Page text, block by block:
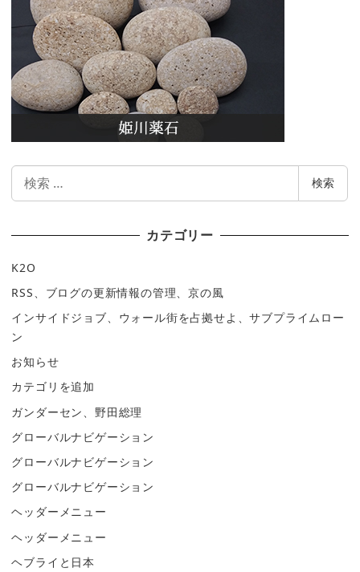
検索
カテゴリー
K2O
RSS、ブログの更新情報の管理、京の風
インサイドジョブ、ウォール街を占拠せよ、サブプライムロー
ン
お知らせ
カテゴリを追加
ガンダーセン、野田総理
グローバルナビゲーション
グローバルナビゲーション
グローバルナビゲーション
ヘッダーメニュー
ヘッダーメニュー
ヘブライと日本